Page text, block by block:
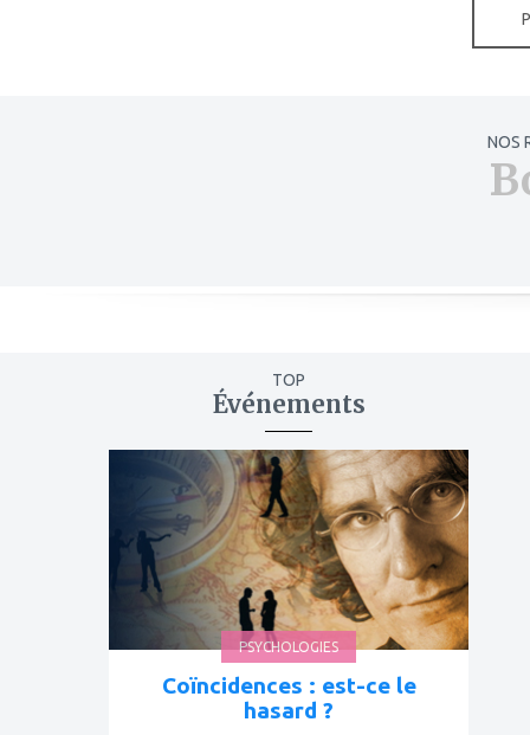
NOS
TOP
Événements
favoris
PSYCHOLOGIES
Coïncidences : est-ce le
hasard ?